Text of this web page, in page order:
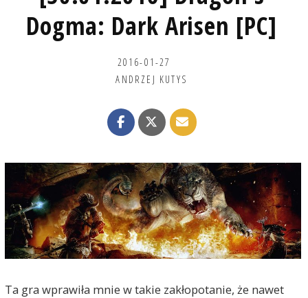
Dogma: Dark Arisen [PC]
2016-01-27
ANDRZEJ KUTYS
Ta gra wprawiła mnie w takie zakłopotanie, że nawet